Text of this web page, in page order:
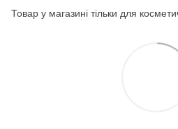
Товар у магазині тільки для